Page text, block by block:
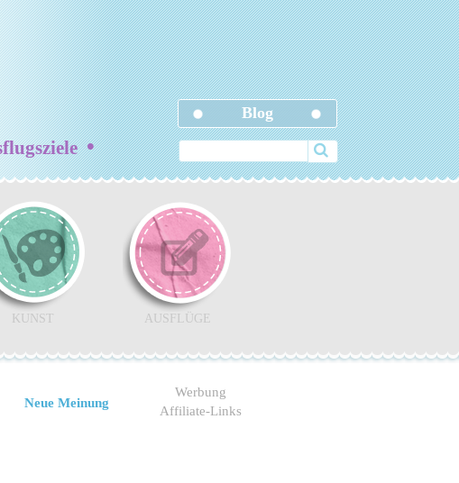
Blog
•
KUNST AUSFLÜGE
Neue Meinung
Werbung
Affiliate-Links